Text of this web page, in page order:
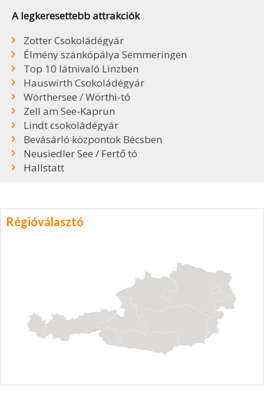
A legkeresettebb attrakciók
Zotter Csokoládégyár
Élmény szánkópálya Semmeringen
Top 10 látnivaló Linzben
Hauswirth Csokoládégyár
Wörthersee / Wörthi-tó
Zell am See-Kaprun
Lindt csokoládégyár
Bevásárló központok Bécsben
Neusiedler See / Fertő tó
Hallstatt
Régióválasztó